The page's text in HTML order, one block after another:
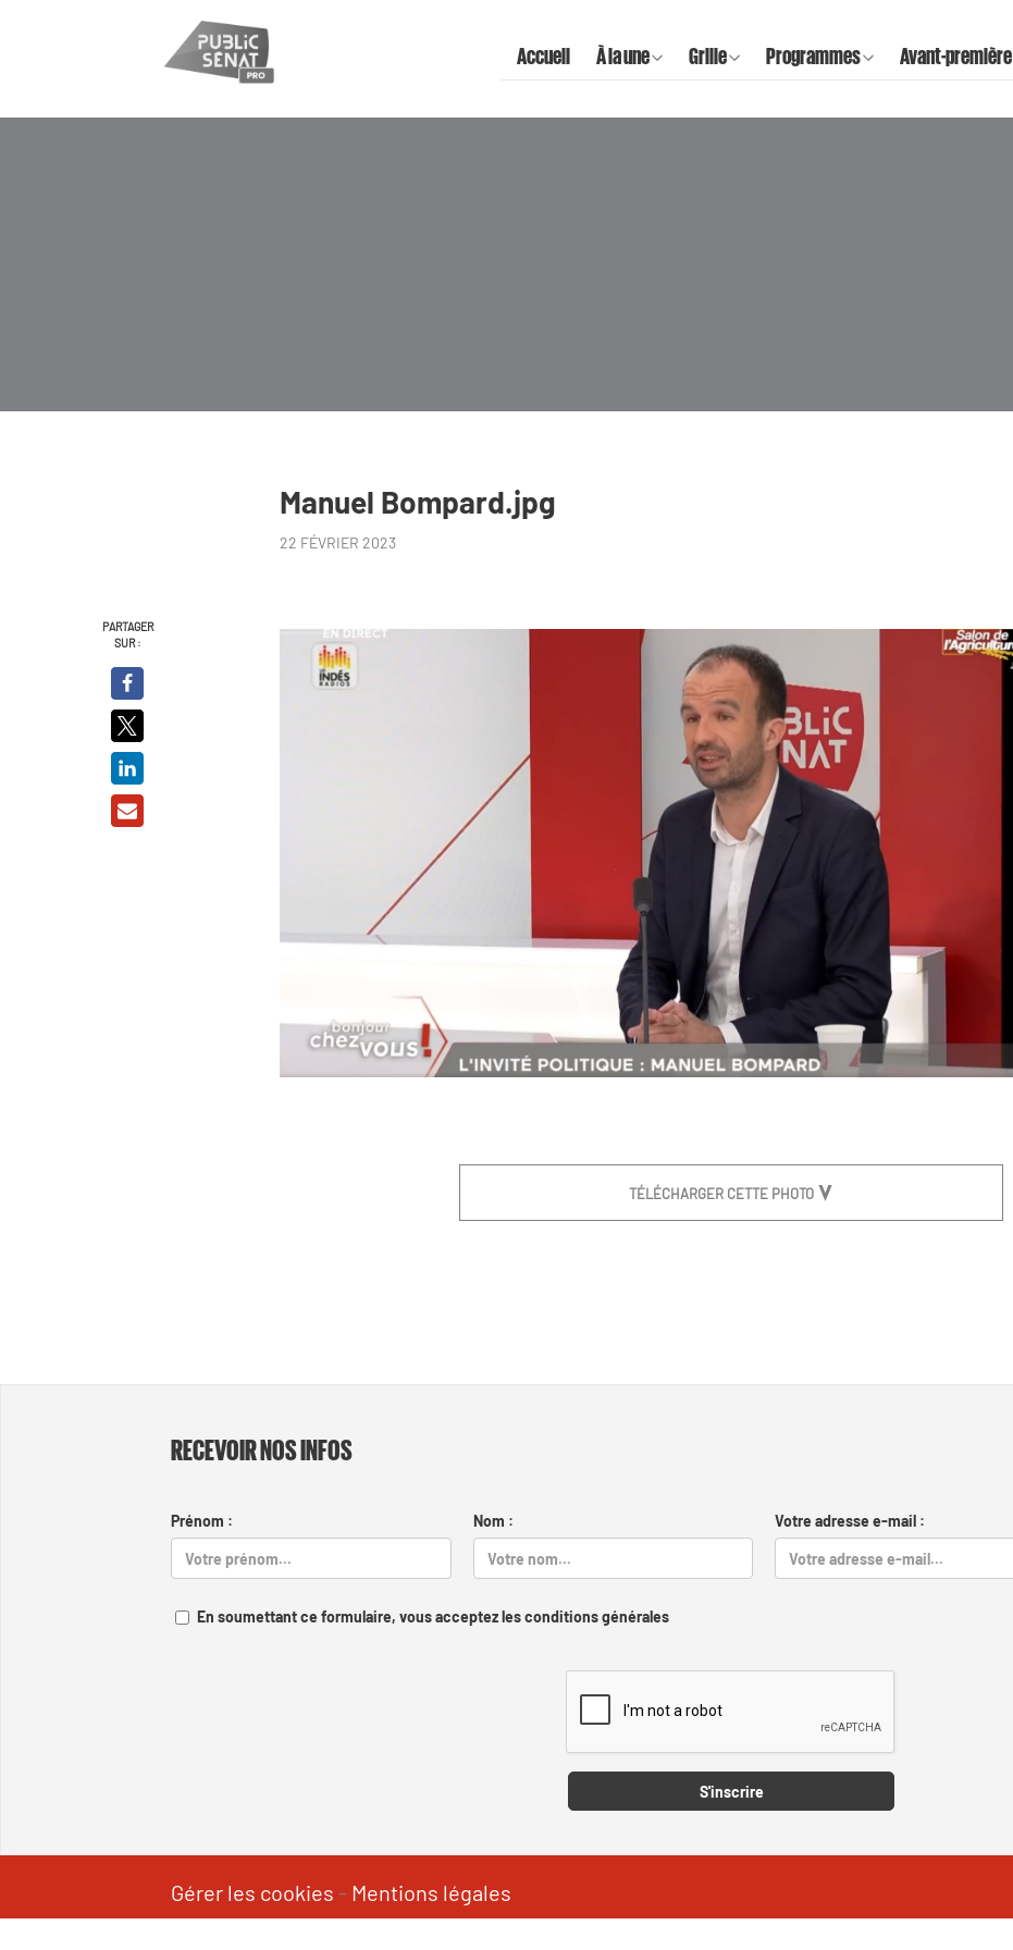
Accueil À la une Grille Programmes Avant-première
Manuel Bompard.jpg
22 FÉVRIER 2023
PARTAGER
SUR :
TÉLÉCHARGER CETTE PHOTO
RECEVOIR NOS INFOS
Prénom : Nom : Votre adresse e-mail :
En soumettant ce formulaire, vous acceptez les conditions générales
S'inscrire
Gérer les cookies - Mentions légales